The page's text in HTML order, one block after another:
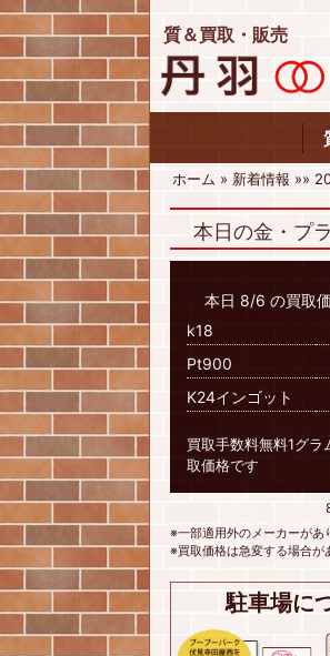
質＆買取・販売
ホーム » 新着情報 »»
本日の金・プ
本日 8/6 の買取価
k18
Pt900
K24インゴット
買取手数料無料1グラ
取価格です
※一部適用外のメーカーがあ
※買取価格は急変する場合が
駐車場に